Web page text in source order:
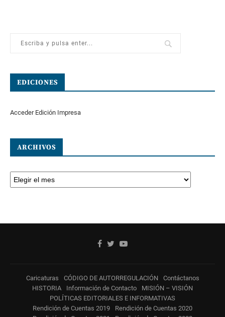
EDICIONES
Acceder Edición Impresa
ARCHIVOS
Caricaturas CÓDIGO DE AUTORREGULACIÓN
Contáctanos
HISTORIA
Información de Contacto
MISIÓN – VISIÓN
POLÍTICAS EDITORIALES E INFORMATIVAS
Rendición de Cuentas 2019
Rendición de Cuentas 2020